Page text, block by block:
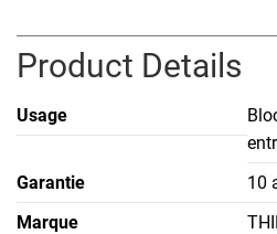
Product Details
Usage
Garantie
10
Marque